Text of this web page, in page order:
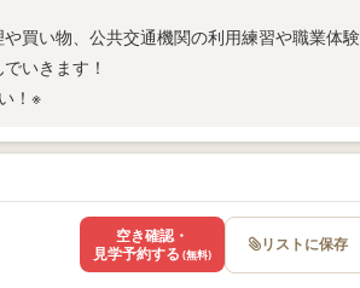
買い物、公共交通機関の利用練習や職業体験
いきます！
！※
空き確認・
見学予約する (無料) リストに保存